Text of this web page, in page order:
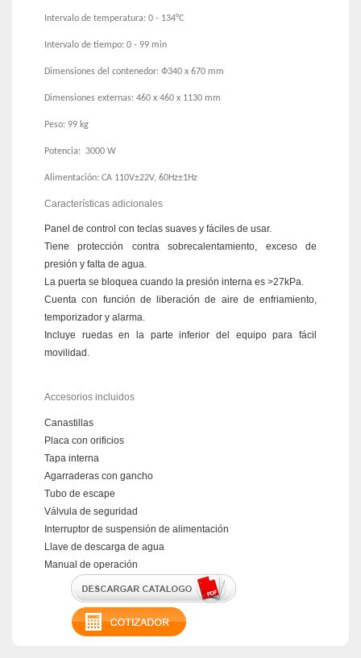
Intervalo de temperatura: 0 - 134°C
Intervalo de tiempo: 0 - 99 min
Dimensiones del contenedor: Ф340 x 670 mm
Dimensiones externas: 460 x 460 x 1130 mm
Peso: 99 kg
Potencia: 3000 W
Alimentación: CA 110V±22V, 60Hz±1Hz
Características adicionales
Panel de control con teclas suaves y fáciles de usar.
Tiene protección contra sobrecalentamiento, exceso de
presión y falta de agua.
La puerta se bloquea cuando la presión interna es >27kPa.
Cuenta con función de liberación de aire de enfriamiento,
temporizador y alarma.
Incluye ruedas en la parte inferior del equipo para fácil
movilidad.
Accesorios incluidos
Canastillas
Placa con orificios
Tapa interna
Agarraderas con gancho
Tubo de escape
Válvula de seguridad
Interruptor de suspensión de alimentación
Llave de descarga de agua
Manual de operación